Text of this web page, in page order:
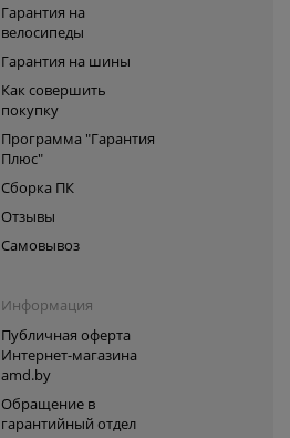
Гарантия на
велосипеды
Гарантия на шины
Как совершить
покупку
Программа "Гарантия
Плюс"
Сборка ПК
Отзывы
Самовывоз
Информация
Публичная оферта
Интернет-магазина
amd.by
Обращение в
гарантийный отдел